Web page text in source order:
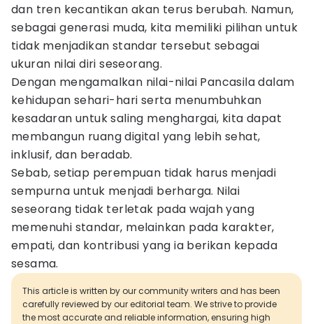
dan tren kecantikan akan terus berubah. Namun,
sebagai generasi muda, kita memiliki pilihan untuk
tidak menjadikan standar tersebut sebagai
ukuran nilai diri seseorang.
Dengan mengamalkan nilai-nilai Pancasila dalam
kehidupan sehari-hari serta menumbuhkan
kesadaran untuk saling menghargai, kita dapat
membangun ruang digital yang lebih sehat,
inklusif, dan beradab.
Sebab, setiap perempuan tidak harus menjadi
sempurna untuk menjadi berharga. Nilai
seseorang tidak terletak pada wajah yang
memenuhi standar, melainkan pada karakter,
empati, dan kontribusi yang ia berikan kepada
sesama.
This article is written by our community writers and has been
carefully reviewed by our editorial team. We strive to provide
the most accurate and reliable information, ensuring high